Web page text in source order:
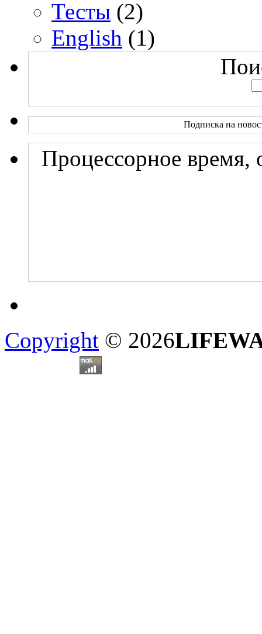
Тесты (2)
English (1)
Подписка на
Процессорное время,
Copyright © 2026